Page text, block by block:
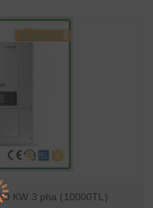
KW 3 pha (10000TL)